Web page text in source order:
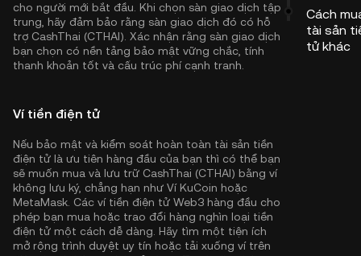
cho người mới bắt đầu. Khi chọn sàn giao dịch tập
trung, hãy đảm bảo rằng sàn giao dịch đó có hỗ
trợ CashThai (CTHAI). Xác nhận rằng sàn giao dịch
bạn chọn có nền tảng bảo mật vững chắc, tính
thanh khoản tốt và cấu trúc phí cạnh tranh.
Ví tiền điện tử
Nếu bảo mật và kiểm soát hoàn toàn tài sản tiền
điện tử là ưu tiên hàng đầu của bạn thì có thể bạn
sẽ muốn mua và lưu trữ CashThai (CTHAI) bằng ví
không lưu ký, chẳng hạn như Ví KuCoin hoặc
MetaMask. Các ví tiền điện tử Web3 hàng đầu cho
phép bạn mua hoặc trao đổi hàng nghìn loại tiền
điện tử một cách dễ dàng. Hãy tìm một tiện ích
mở rộng trình duyệt uy tín hoặc tải xuống ví trên
Cách
tài sản
tử khác